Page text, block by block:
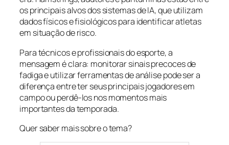
os principais alvos dos sistemas de IA, que utilizam
dados físicos e fisiológicos para identificar atletas
em situação de risco.
Para técnicos e profissionais do esporte, a
mensagem é clara: monitorar sinais precoces de
fadiga e utilizar ferramentas de análise pode ser a
diferença entre ter seus principais jogadores em
campo ou perdê-los nos momentos mais
importantes da temporada.
Quer saber mais sobre o tema?